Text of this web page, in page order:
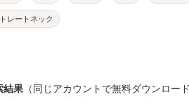
レートネック
結果 （同じアカウントで無料ダウンロー